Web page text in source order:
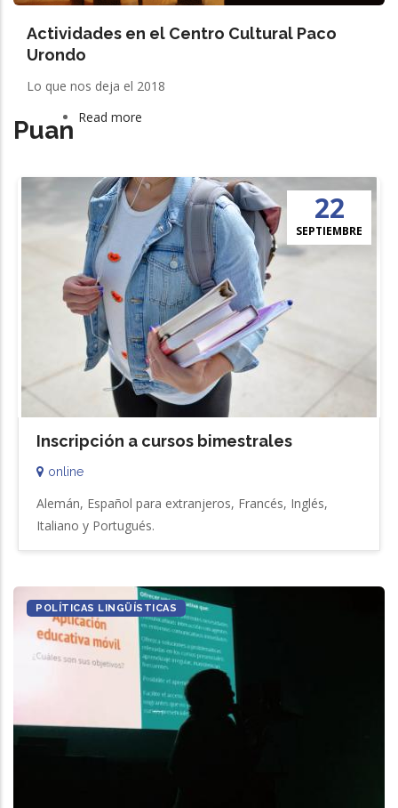
Actividades en el Centro Cultural Paco
Urondo
Lo que nos deja el 2018
Puan Read more
22
SEPTIEMBRE
Inscripción a cursos bimestrales
online
Alemán, Español para extranjeros, Francés, Inglés,
Italiano y Portugués.
POLÍTICAS LINGÜÍSTICAS